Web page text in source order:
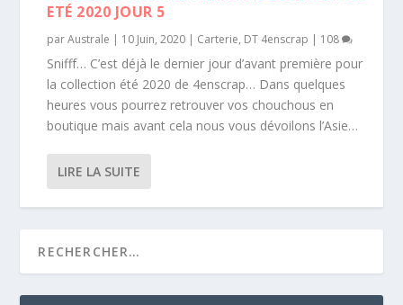
ETÉ 2020 JOUR 5
parAustrale | 10 Juin, 2020 | Carterie, DT 4enscrap | 108
Snifff… C’est déjà le dernier jour d’avant première pour
la collection été 2020 de 4enscrap… Dans quelques
heures vous pourrez retrouver vos chouchous en
boutique mais avant cela nous vous dévoilons l’Asie…
LIRE LA SUITE